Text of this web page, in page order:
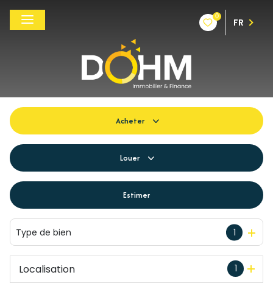
0
FR
Acheter
Du neuf
De l'immo pro
Louer
De l'immo pro
Estimer
Type de bien 1
1
Localisation